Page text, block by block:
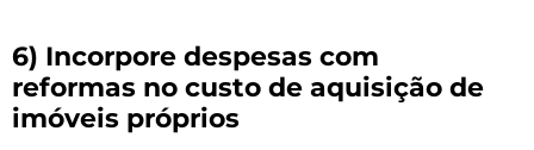
6) Incorpore despesas com
reformas no custo de aquisição de
imóveis próprios